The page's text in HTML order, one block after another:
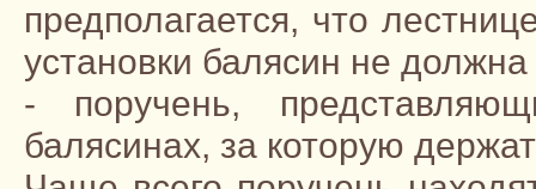
предполагается, что
установки балясин не
- поручень,
балясинах, за которую